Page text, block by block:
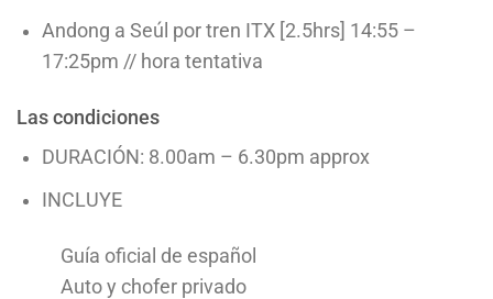
Andong a Seúl por tren ITX [2.5hrs] 14:55 –
17:25pm // hora tentativa
Las condiciones
DURACIÓN: 8.00am – 6.30pm approx
INCLUYE
Guía oficial de español
Auto y chofer privado